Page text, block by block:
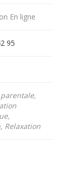
En ligne
95
Relaxation